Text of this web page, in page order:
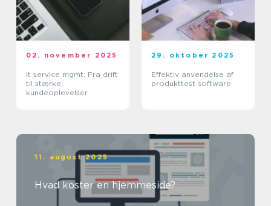
02. november 2025
It service mgmt: Fra drift
til stærke
kundeoplevelser
29. oktober 2025
Effektiv anvendelse af
produkttest software
11. august 2025
Hvad koster en hjemmeside?